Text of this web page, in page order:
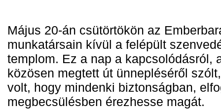
Május 20-án csütörtökön az
munkatársain kívül a felépült
templom. Ez a nap a kapcsolódásról,
közösen megtett út ünnepléséről
volt, hogy mindenki biztonságban,
megbecsülésben érezhesse magát.